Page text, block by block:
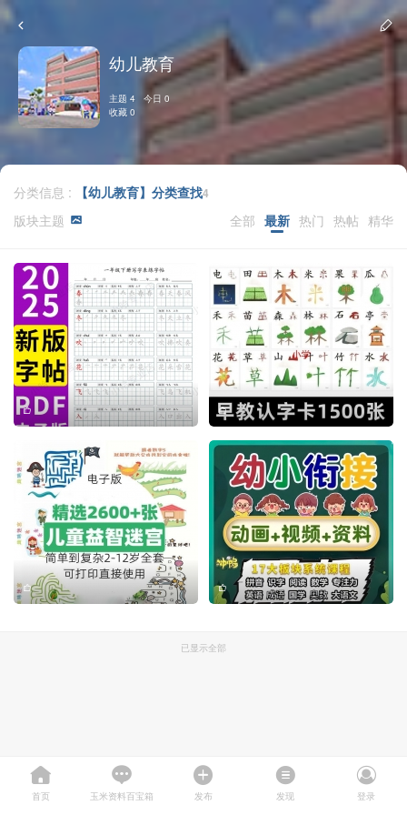
幼儿教育
主题 4 今日 0
收藏 0
分类信息 : 【幼儿教育】分类查找4
版块主题 全部 最新 热门 热帖 精华
已显示全部
首页 玉米资料百宝箱 发布 发现 登录